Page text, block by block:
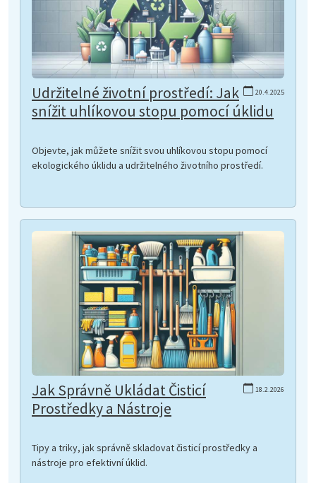
20.4.2025
Udržitelné životní prostředí: Jak
snížit uhlíkovou stopu pomocí úklidu
Objevte, jak můžete snížit svou uhlíkovou stopu pomocí
ekologického úklidu a udržitelného životního prostředí.
18.2.2026
Jak Správně Ukládat Čisticí
Prostředky a Nástroje
Tipy a triky, jak správně skladovat čisticí prostředky a
nástroje pro efektivní úklid.